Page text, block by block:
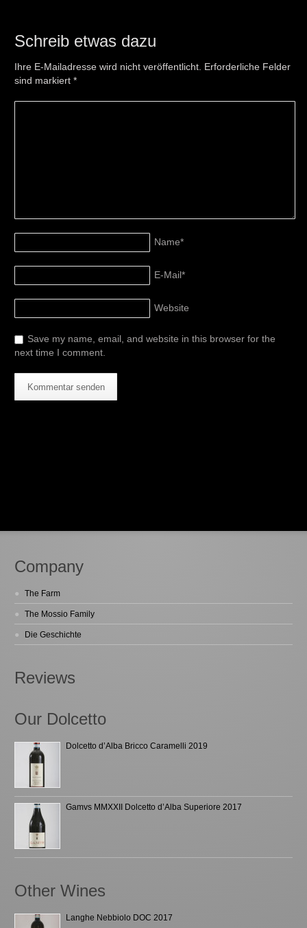
Schreib etwas dazu
Ihre E-Mailadresse wird nicht veröffentlicht. Erforderliche Felder
sind markiert*
Name*
E-Mail*
Website
Save my name, email, and website in this browser for the
next time I comment.
Company
The Farm
The Mossio Family
Die Geschichte
Reviews
Our Dolcetto
Dolcetto d’Alba Bricco Caramelli 2019
Gamvs MMXXII Dolcetto d’Alba Superiore 2017
Other Wines
Langhe Nebbiolo DOC 2017